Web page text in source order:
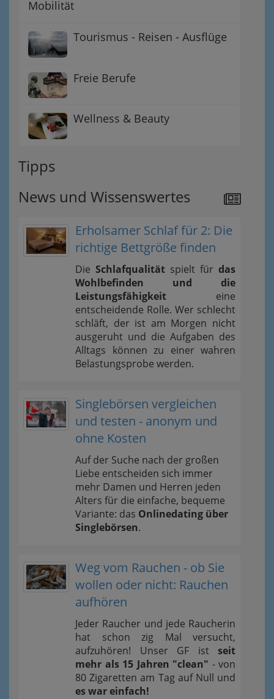
Mobilität
Tourismus - Reisen - Ausflüge
Freie Berufe
Wellness & Beauty
Tipps
News und Wissenswertes
Erholsamer Schlaf für 2: Die
richtige Bettgröße finden
Die Schlafqualität spielt für das
Wohlbefinden und die
Leistungsfähigkeit eine
entscheidende Rolle. Wer schlecht
schläft, der ist am Morgen nicht
ausgeruht und die Aufgaben des
Alltags können zu einer wahren
Belastungsprobe werden.
Singlebörsen vergleichen
und testen - anonym und
ohne Kosten
Auf der Suche nach der großen
Liebe entscheiden sich immer
mehr Damen und Herren jeden
Alters für die einfache, bequeme
Variante: das Onlinedating über
Singlebörsen.
Weg vom Rauchen - ob Sie
wollen oder nicht: Rauchen
aufhören
Jeder Raucher und jede Raucherin
hat schon zig Mal versucht,
aufzuhören! Unser GF ist seit
mehr als 15 Jahren "clean" - von
80 Zigaretten am Tag auf Null und
es war einfach!